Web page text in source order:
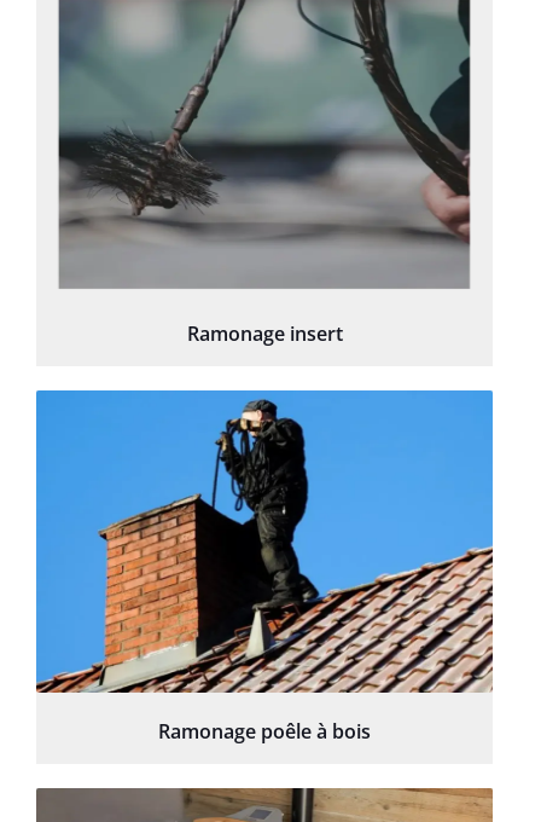
Ramonage insert
Ramonage poêle à bois